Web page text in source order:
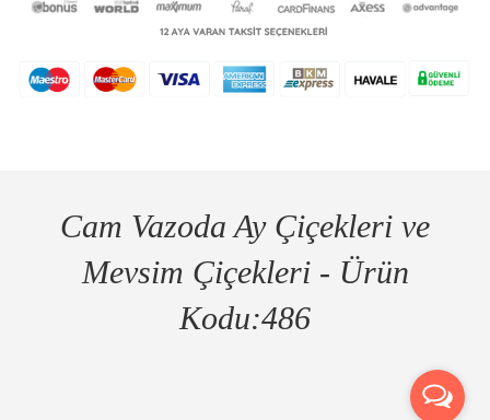
Cam Vazoda Ay Çiçekleri ve
Mevsim Çiçekleri - Ürün
Kodu:486